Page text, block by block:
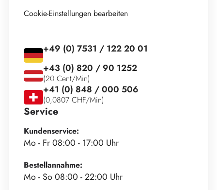
Cookie-Einstellungen bearbeiten
Service
Kundenservice:
Mo - Fr 08:00 - 17:00 Uhr
Bestellannahme:
Mo - So 08:00 - 22:00 Uhr
+49 (0) 7531 / 122 20 01
+43 (0) 820 / 90 1252
(20 Cent/Min)
+41 (0) 848 / 000 506
(0,0807 CHF/Min)